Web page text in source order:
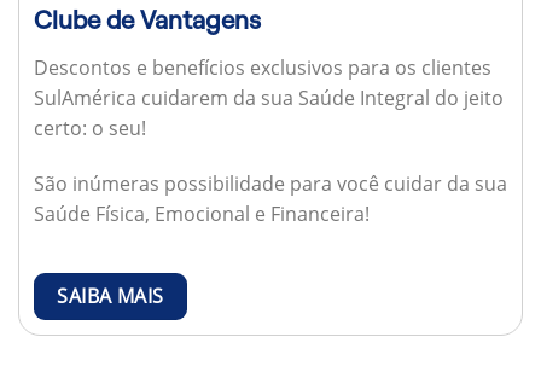
Clube de Vantagens
Descontos e benefícios exclusivos para os clientes
SulAmérica cuidarem da sua Saúde Integral do jeito
certo: o seu!
São inúmeras possibilidade para você cuidar da sua
Saúde Física, Emocional e Financeira!
SAIBA MAIS